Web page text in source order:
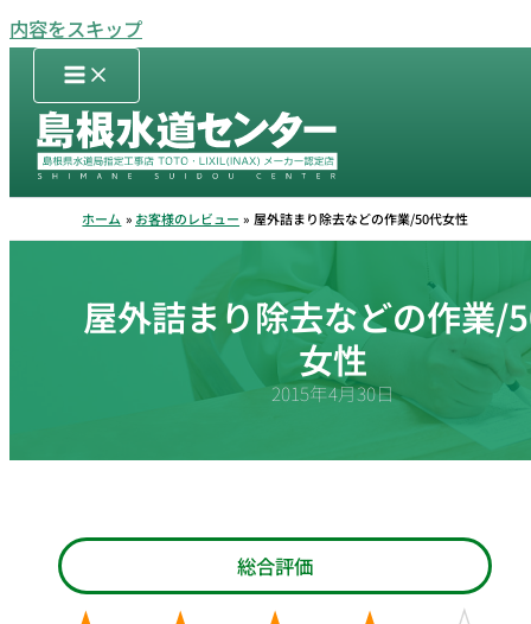
内容をスキップ
ホーム お客様のレビュー 屋外詰まり除去などの作業/50代女性
屋外詰まり除去などの作業/
女性
2015年4月30日
総合評価